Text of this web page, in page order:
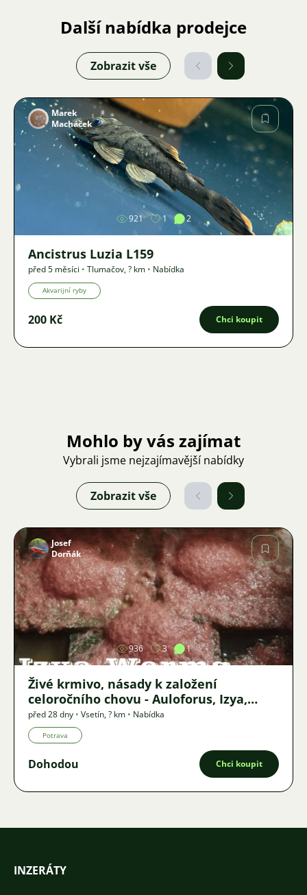
Další nabídka prodejce
Zobrazit vše
Obrázek
Marek
Macháček
921 1 2
Ancistrus Luzia L159
před 5 měsíci • Tlumačov,? km • Nabídka
Akvarijní ryby
200 Kč Chci koupit
Mohlo by vás zajímat
Vybrali jsme nejzajímavější nabídky
Zobrazit vše
Obrázek
Josef
Dorňák
936 3 1
Živé krmivo, násady k založení
celoročního chovu - Auloforus, Izya,
Grindal, Roupice, Moina,
před 28 dny • Vsetín,? km • Nabídka
Potrava
Dohodou Chci koupit
INZERÁTY